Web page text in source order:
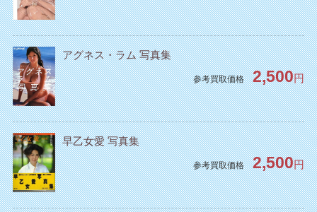
アグネス・ラム 写真集
参考買取価格 2,500円
早乙女愛 写真集
参考買取価格 2,500円